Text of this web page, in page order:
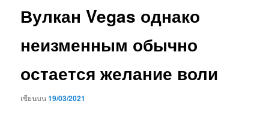
Вулкан Vegas однако
неизменным обычно
остается желание воли
เขียนบน19/03/2021